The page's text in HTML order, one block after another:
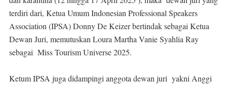
terdiri dari, Ketua Umum Indonesian Professional Speakers
Association (IPSA) Donny De Keizer bertindak sebagai Ketua
Dewan Juri, memutuskan Loura Martha Vanie Syahlia Ray
sebagai Miss Tourism Universe 2025.
Ketum IPSA juga didampingi anggota dewan juri yakni Anggi